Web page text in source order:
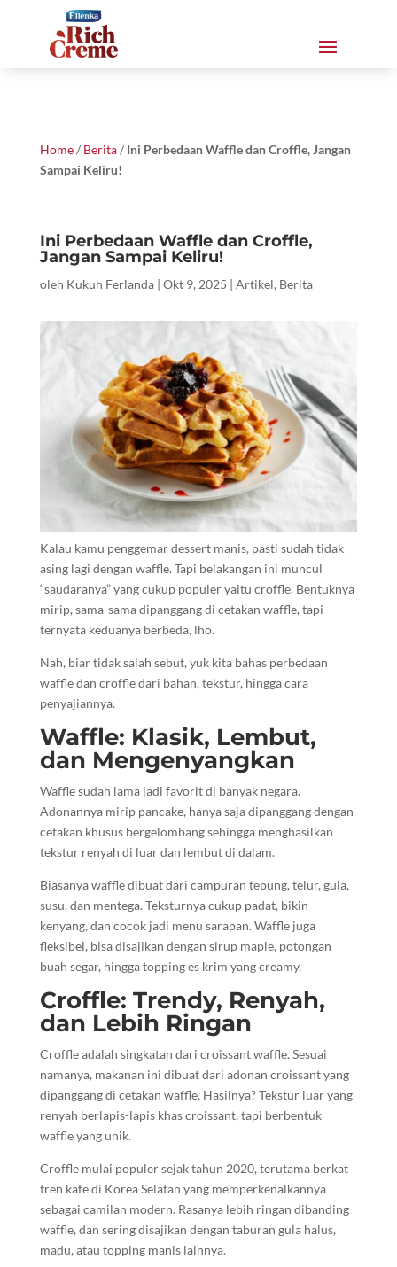
Home/ Berita/ Ini Perbedaan Waffle dan Croffle, Jangan
Sampai Keliru!
Ini Perbedaan Waffle dan Croffle,
Jangan Sampai Keliru!
oleh Kukuh Ferlanda| Okt 9, 2025 | Artikel, Berita
Kalau kamu penggemar dessert manis, pasti sudah tidak
asing lagi dengan waffle. Tapi belakangan ini muncul
“saudaranya” yang cukup populer yaitu croffle. Bentuknya
mirip, sama-sama dipanggang di cetakan waffle, tapi
ternyata keduanya berbeda, lho.
Nah, biar tidak salah sebut, yuk kita bahas perbedaan
waffle dan croffle dari bahan, tekstur, hingga cara
penyajiannya.
Waffle: Klasik, Lembut,
dan Mengenyangkan
Waffle sudah lama jadi favorit di banyak negara.
Adonannya mirip pancake, hanya saja dipanggang dengan
cetakan khusus bergelombang sehingga menghasilkan
tekstur renyah di luar dan lembut di dalam.
Biasanya waffle dibuat dari campuran tepung, telur, gula,
susu, dan mentega. Teksturnya cukup padat, bikin
kenyang, dan cocok jadi menu sarapan. Waffle juga
fleksibel, bisa disajikan dengan sirup maple, potongan
buah segar, hingga topping es krim yang creamy.
Croffle: Trendy, Renyah,
dan Lebih Ringan
Croffle adalah singkatan dari croissant waffle. Sesuai
namanya, makanan ini dibuat dari adonan croissant yang
dipanggang di cetakan waffle. Hasilnya? Tekstur luar yang
renyah berlapis-lapis khas croissant, tapi berbentuk
waffle yang unik.
Croffle mulai populer sejak tahun 2020, terutama berkat
tren kafe di Korea Selatan yang memperkenalkannya
sebagai camilan modern. Rasanya lebih ringan dibanding
waffle, dan sering disajikan dengan taburan gula halus,
madu, atau topping manis lainnya.